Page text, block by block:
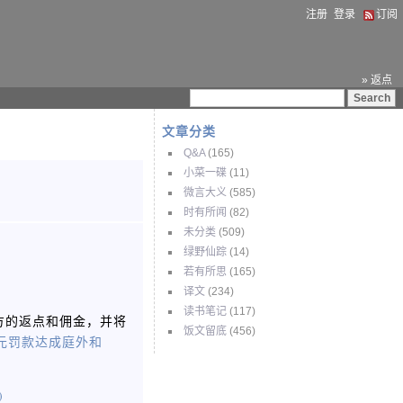
注册 登录 订阅
» 返点
文章分类
Q&A(165)
小菜一碟 (11)
微言大义 (585)
时有所闻 (82)
未分类 (509)
绿野仙踪 (14)
若有所思 (165)
译文 (234)
读书笔记 (117)
饭文留底 (456)
返点和佣金，并将
罚款达成庭外和